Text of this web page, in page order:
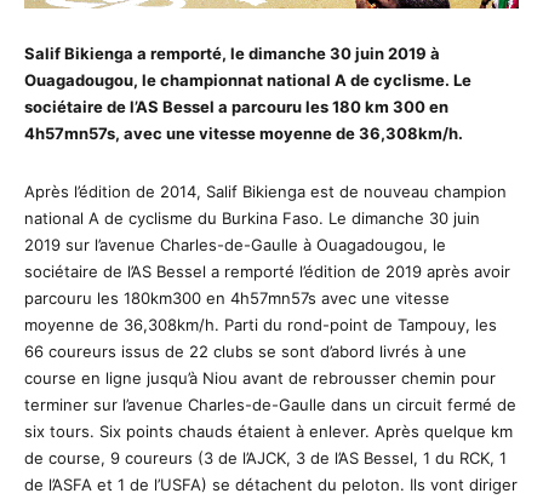
Salif Bikienga a remporté, le dimanche 30 juin 2019 à
Ouagadougou, le championnat national A de cyclisme. Le
sociétaire de l’AS Bessel a parcouru les 180 km 300 en
4h57mn57s, avec une vitesse moyenne de 36,308km/h.
Après l’édition de 2014, Salif Bikienga est de nouveau champion
national A de cyclisme du Burkina Faso. Le dimanche 30 juin
2019 sur l’avenue Charles-de-Gaulle à Ouagadougou, le
sociétaire de l’AS Bessel a remporté l’édition de 2019 après avoir
parcouru les 180km300 en 4h57mn57s avec une vitesse
moyenne de 36,308km/h. Parti du rond-point de Tampouy, les
66 coureurs issus de 22 clubs se sont d’abord livrés à une
course en ligne jusqu’à Niou avant de rebrousser chemin pour
terminer sur l’avenue Charles-de-Gaulle dans un circuit fermé de
six tours. Six points chauds étaient à enlever. Après quelque km
de course, 9 coureurs (3 de l’AJCK, 3 de l’AS Bessel, 1 du RCK, 1
de l’ASFA et 1 de l’USFA) se détachent du peloton. Ils vont diriger